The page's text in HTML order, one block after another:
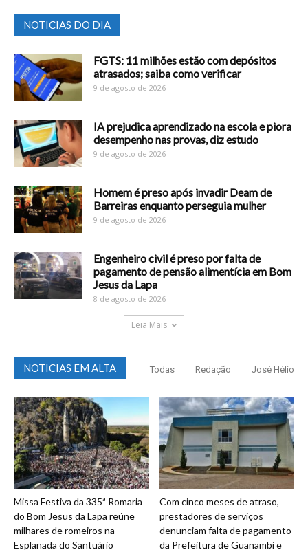
NOTICIAS DO DIA
FGTS: 11 milhões estão com depósitos
atrasados; saiba como verificar
9 de agosto de 2026
IA prejudica aprendizado na escola e piora
desempenho nas provas, diz estudo
9 de agosto de 2026
Homem é preso após invadir Deam de
Barreiras enquanto perseguia mulher
9 de agosto de 2026
Engenheiro civil é preso por falta de
pagamento de pensão alimentícia em Bom
Jesus da Lapa
8 de agosto de 2026
Leia Mais
NOTICIAS EM ALTA Todas Redação José Hélio
Missa Festiva da 335ª Romaria
do Bom Jesus da Lapa reúne
milhares de romeiros na
Esplanada do Santuário
Com cinco meses de atraso,
prestadores de serviços
denunciam falta de pagamento
da Prefeitura de Guanambi e